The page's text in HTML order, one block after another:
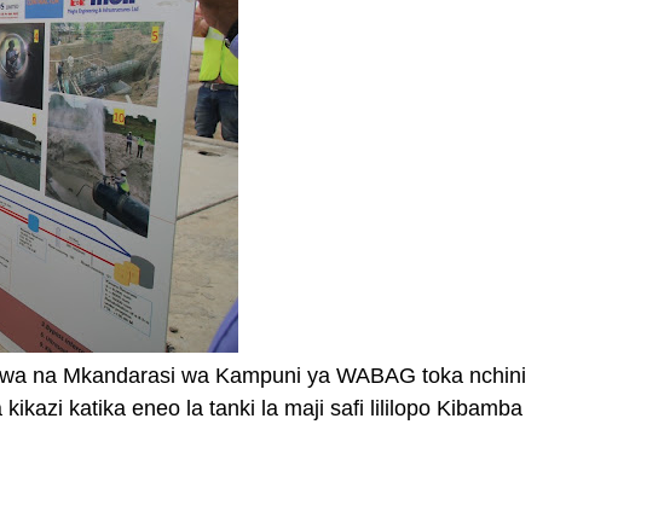
na Mkandarasi wa Kampuni ya WABAG toka nchini
katika eneo la tanki la maji safi lililopo Kibamba